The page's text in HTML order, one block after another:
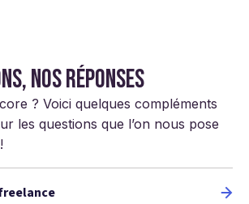
nos réponses
? Voici quelques compléments
les questions que l’on nous pose